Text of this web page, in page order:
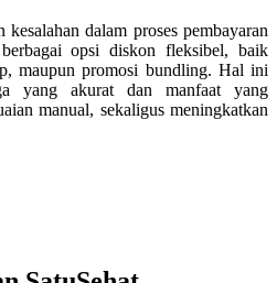
dalam proses pembayaran
opsi diskon fleksibel, baik
maupun promosi bundling. Hal ini
yang akurat dan manfaat yang
manual, sekaligus meningkatkan